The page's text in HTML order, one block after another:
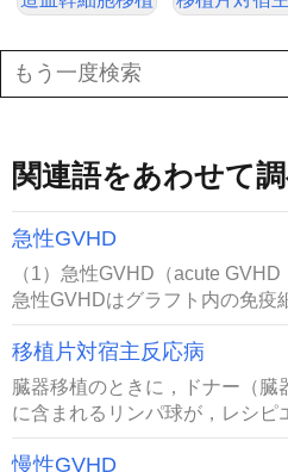
関連語をあわせて
急性GVHD
（1）急性GVHD（acute
急性GVHDはグラフト内の免疫
移植片対宿主反応病
臓器移植のときに，ドナー（臓
に含まれるリンパ球が，レシピ
慢性GVHD